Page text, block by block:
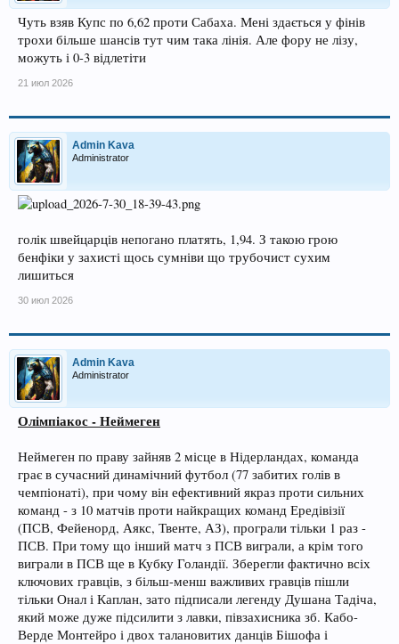
Чуть взяв Купс по 6,62 проти Сабаха. Мені здається у фінів
трохи більше шансів тут чим така лінія. Але фору не лізу,
можуть і 0-3 відлетіти
21 июл 2026
Admin Kava
Administrator
голік швейцарців непогано платять, 1,94. З такою грою
бенфіки у захисті щось сумніви що трубочист сухим
лишиться
30 июл 2026
Admin Kava
Administrator
Олімпіакос - Неймеген
Неймеген по праву зайняв 2 місце в Нідерландах, команда
грає в сучасний динамічний футбол (77 забитих голів в
чемпіонаті), при чому він ефективний якраз проти сильних
команд - з 10 матчів проти найкращих команд Ередівізії
(ПСВ, Фейенорд, Аякс, Твенте, АЗ), програли тільки 1 раз -
ПСВ. При тому що інший матч з ПСВ виграли, а крім того
виграли в ПСВ ще в Кубку Голандії. Зберегли фактично всіх
ключових гравців, з більш-менш важливих гравців пішли
тільки Онал і Каплан, зато підписали легенду Душана Тадіча,
який може дуже підсилити з лавки, півзахисника зб. Кабо-
Верде Монтейро і двох талановитих данців Бішофа і